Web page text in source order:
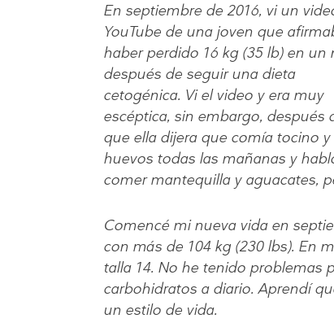
En septiembre de 2016, vi un
YouTube de una joven que
haber perdido 16 kg (35 lb) en un
después de seguir una dieta
cetogénica. Vi el video y era muy
escéptica, sin embargo, después
que ella dijera que comía tocino y
huevos todas las mañanas y
comer mantequilla y aguacates,
Comencé mi nueva vida en
con más de 104 kg (230 lbs). En
talla 14. No he tenido problemas
carbohidratos a diario. Aprendí
un estilo de vida.